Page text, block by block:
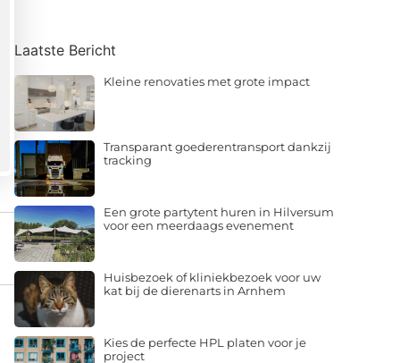
Laatste Bericht
Kleine renovaties met grote impact
Transparant goederentransport dankzij
tracking
Een grote partytent huren in Hilversum
voor een meerdaags evenement
Huisbezoek of kliniekbezoek voor uw
kat bij de dierenarts in Arnhem
Kies de perfecte HPL platen voor je
project